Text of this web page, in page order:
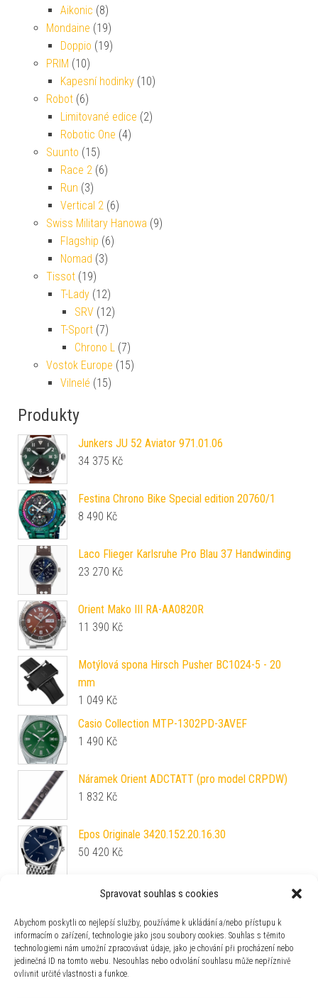
Spravovat souhlas s cookies
Abychom poskytli co nejlepší služby, používáme k ukládání a/nebo přístupu k
informacím o zařízení, technologie jako jsou soubory cookies. Souhlas s těmito
technologiemi nám umožní zpracovávat údaje, jako je chování při procházení nebo
jedinečná ID na tomto webu. Nesouhlas nebo odvolání souhlasu může nepříznivě
ovlivnit určité vlastnosti a funkce.
Aikonic (8)
Mondaine (19)
Doppio (19)
PRIM (10)
Kapesní hodinky (10)
Robot (6)
Limitované edice (2)
Robotic One (4)
Suunto (15)
Race 2 (6)
Run (3)
Vertical 2 (6)
Swiss Military Hanowa (9)
Flagship (6)
Nomad (3)
Tissot (19)
T-Lady (12)
SRV (12)
T-Sport (7)
Chrono L (7)
Vostok Europe (15)
Vilnelé (15)
Produkty
Junkers JU 52 Aviator 971.01.06
34 375 Kč
Festina Chrono Bike Special edition 20760/1
8 490 Kč
Laco Flieger Karlsruhe Pro Blau 37 Handwinding
23 270 Kč
Orient Mako III RA-AA0820R
11 390 Kč
Motýlová spona Hirsch Pusher BC1024-5 - 20
mm
1 049 Kč
Casio Collection MTP-1302PD-3AVEF
1 490 Kč
Náramek Orient ADCTATT (pro model CRPDW)
1 832 Kč
Epos Originale 3420.152.20.16.30
50 420 Kč
Junkers Bauhaus 38 906.01.02.M
Vostok Europe Vilnele Solar VS42-125B754B
16 490 Kč